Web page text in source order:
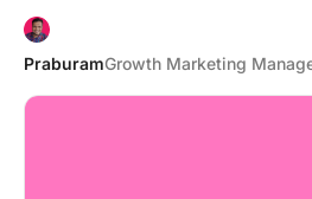
PraburamGrowth Marketing